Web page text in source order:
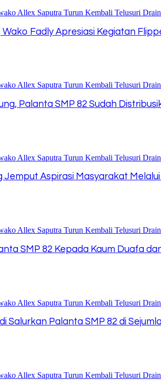
Fadly Apresiasi Kegiatan
Palanta SMP 82 Sudah
Jemput Aspirasi Masyarakat
SMP 82 Kepada Kaum Duafa
Salurkan Palanta SMP 82 di